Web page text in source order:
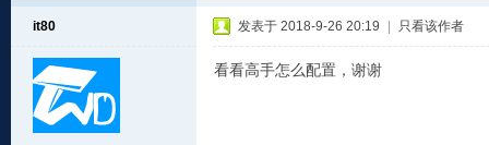
it80 发表于 2018-9-26 20:19 只看该作者
看看高手怎么配置，谢谢